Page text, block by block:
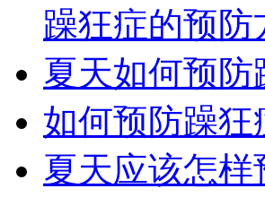
躁狂症的预
夏天如何预
如何预防躁
夏天应该怎